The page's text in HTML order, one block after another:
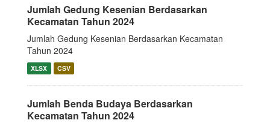
Jumlah Gedung Kesenian Berdasarkan
Kecamatan Tahun 2024
Jumlah Gedung Kesenian Berdasarkan Kecamatan
Tahun 2024
XLSX CSV
Jumlah Benda Budaya Berdasarkan
Kecamatan Tahun 2024